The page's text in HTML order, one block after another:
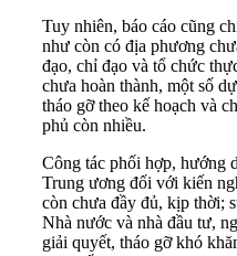
Tuy nhiên, báo cáo cũng
như còn có địa phương
đạo, chỉ đạo và tổ chức
chưa hoàn thành, một số
tháo gỡ theo kế hoạch và
phủ còn nhiều.
Công tác phối hợp, hướng
Trung ương đối với kiến
còn chưa đầy đủ, kịp thời;
Nhà nước và nhà đầu tư,
giải quyết, tháo gỡ khó